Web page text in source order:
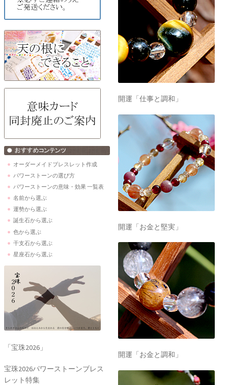
オーダーメイドブレスレット作成
パワーストーンの選び方
パワーストーンの意味・効果 一覧表
名前から選ぶ
運勢から選ぶ
誕生石から選ぶ
色から選ぶ
干支石から選ぶ
星座石から選ぶ
「宝珠2026」
宝珠2026パワーストーンブレス
レット特集
開運「仕事と調和」
開運「お金と堅実」
開運「お金と調和」